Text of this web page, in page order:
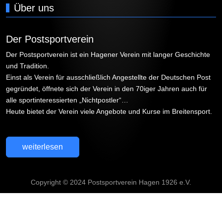
Über uns
Der Postsportverein
Der Postsportverein ist ein Hagener Verein mit langer Geschichte
und Tradition.
Einst als Verein für ausschließlich Angestellte der Deutschen Post
gegründet, öffnete sich der Verein in den 70iger Jahren auch für
alle sportinteressierten „Nichtpostler“…
Heute bietet der Verein viele Angebote und Kurse im Breitensport.
weiterlesen
Copyright © 2024 Postsportverein Hagen 1926 e.V.